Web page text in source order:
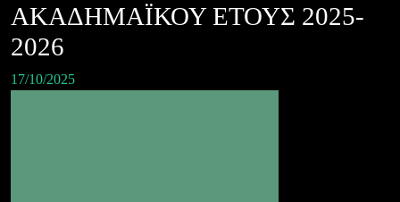
ΑΚΑΔΗΜΑΪΚΟΥ ΕΤΟΥΣ 2025-
2026
17/10/2025